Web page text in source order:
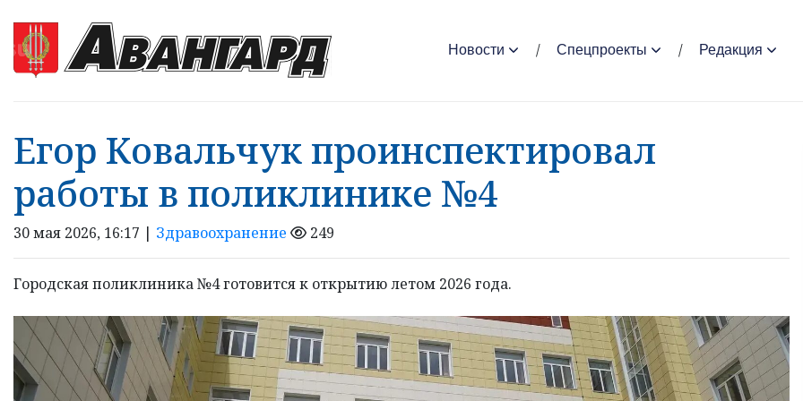
Новости Спецпроекты Редакция
Егор Ковальчук проинспектировал
работы в поликлинике №4
30 мая 2026, 16:17 | Здравоохранение 249
Городская поликлиника №4 готовится к открытию летом 2026 года.